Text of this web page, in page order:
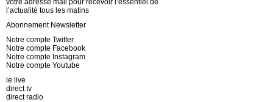
l’actualité tous les matins
Abonnement Newsletter
Notre compte Twitter
Notre compte Facebook
Notre compte Instagram
Notre compte Youtube
le live
direct tv
direct radio